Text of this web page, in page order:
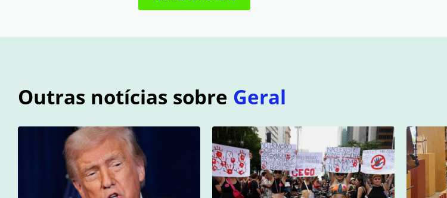
Outras notícias sobre Geral